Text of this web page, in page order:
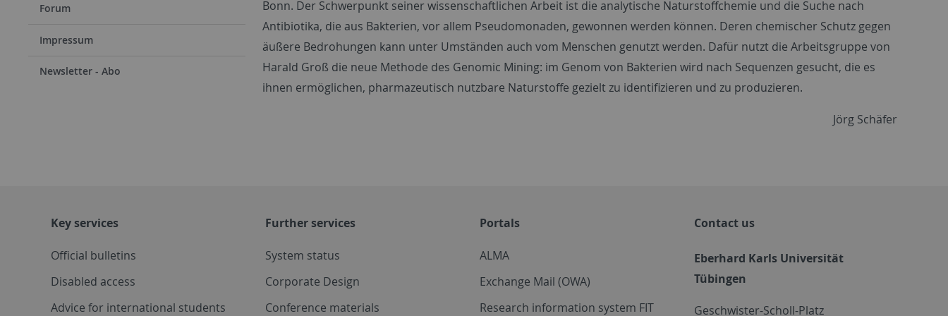
Forum
Impressum
Newsletter - Abo
Bonn. Der Schwerpunkt seiner wissenschaftlichen Arbeit ist die analytische Naturstoffchemie und die Suche nach
Antibiotika, die aus Bakterien, vor allem Pseudomonaden, gewonnen werden können. Deren chemischer Schutz gegen
äußere Bedrohungen kann unter Umständen auch vom Menschen genutzt werden. Dafür nutzt die Arbeitsgruppe von
Harald Groß die neue Methode des Genomic Mining: im Genom von Bakterien wird nach Sequenzen gesucht, die es
ihnen ermöglichen, pharmazeutisch nutzbare Naturstoffe gezielt zu identifizieren und zu produzieren.
Jörg Schäfer
Key services
Official bulletins
Disabled access
Advice for international students
Further services
System status
Corporate Design
Conference materials
Portals
ALMA
Exchange Mail (OWA)
Research information system FIT
Contact us
Eberhard Karls Universität
Tübingen
Geschwister-Scholl-Platz